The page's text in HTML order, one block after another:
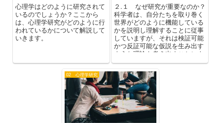
心理学はどのように研究されて
いるのでしょうか？ここから
は、心理学研究がどのように行
われているかについて解説して
いきます。
２.１ なぜ研究が重要なのか？
科学者は、自分たちを取り巻く
世界がどのように機能している
かを説明し理解することに従事
していますが、それは検証可能
かつ反証可能な仮説を生み出す
ような理論を考え出すことによ
って実現されます。検証に耐え
02 心理学研究